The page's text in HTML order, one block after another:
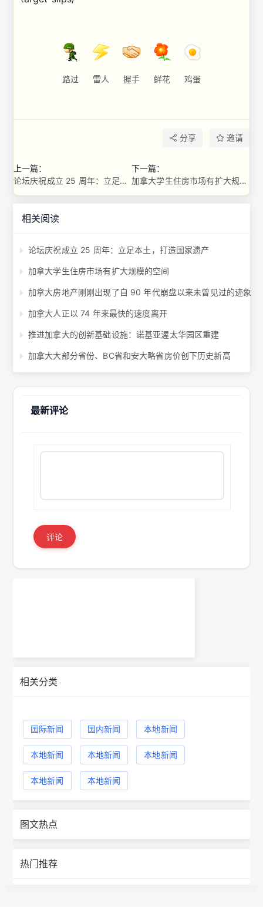
路过 雷人 握手 鲜花 鸡蛋
分享 邀请
上一篇：
论坛庆祝成立 25 周年：立足本土，打造国家遗产
下一篇：
加拿大学生住房市场有扩大规模的空间
相关阅读
论坛庆祝成立 25 周年：立足本土，打造国家遗产
加拿大学生住房市场有扩大规模的空间
加拿大房地产刚刚出现了自 90 年代崩盘以来未曾见过的迹象
加拿大人正以 74 年来最快的速度离开
推进加拿大的创新基础设施：诺基亚渥太华园区重建
加拿大大部分省份、BC省和安大略省房价创下历史新高
最新评论
评论
相关分类
国际新闻 国内新闻 本地新闻
本地新闻 本地新闻 本地新闻
本地新闻 本地新闻
图文热点
热门推荐